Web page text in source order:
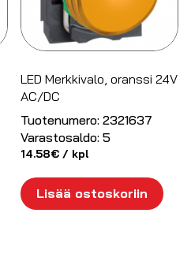
LED Merkkivalo, oranssi 24V
AC/DC
Tuotenumero: 2321637
Varastosaldo: 5
14.58€ / kpl
Lisää ostoskoriin